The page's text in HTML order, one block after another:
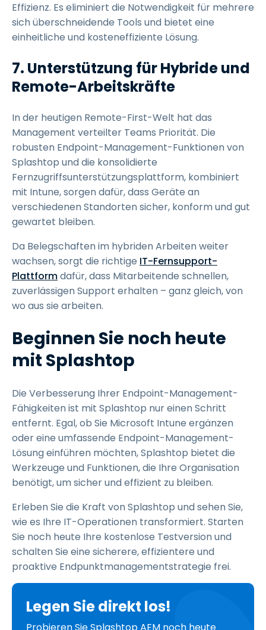
Effizienz. Es eliminiert die Notwendigkeit für mehrere
sich überschneidende Tools und bietet eine
einheitliche und kosteneffiziente Lösung.
7. Unterstützung für Hybride und
Remote-Arbeitskräfte
In der heutigen Remote-First-Welt hat das
Management verteilter Teams Priorität. Die
robusten Endpoint-Management-Funktionen von
Splashtop und die konsolidierte
Fernzugriffsunterstützungsplattform, kombiniert
mit Intune, sorgen dafür, dass Geräte an
verschiedenen Standorten sicher, konform und gut
gewartet bleiben.
Da Belegschaften im hybriden Arbeiten weiter
wachsen, sorgt die richtige IT-Fernsupport-
Plattformdafür, dass Mitarbeitende schnellen,
zuverlässigen Support erhalten – ganz gleich, von
wo aus sie arbeiten.
Beginnen Sie noch heute
mit Splashtop
Die Verbesserung Ihrer Endpoint-Management-
Fähigkeiten ist mit Splashtop nur einen Schritt
entfernt. Egal, ob Sie Microsoft Intune ergänzen
oder eine umfassende Endpoint-Management-
Lösung einführen möchten, Splashtop bietet die
Werkzeuge und Funktionen, die Ihre Organisation
benötigt, um sicher und effizient zu bleiben.
Erleben Sie die Kraft von Splashtop und sehen Sie,
wie es Ihre IT-Operationen transformiert. Starten
Sie noch heute Ihre kostenlose Testversion und
schalten Sie eine sicherere, effizientere und
proaktive Endpunktmanagementstrategie frei.
Legen Sie direkt los!